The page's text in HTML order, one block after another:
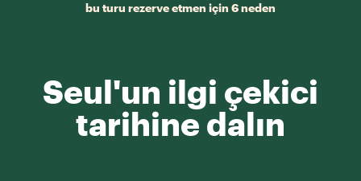
bu turu rezerve etmen için 6 neden
Seul'un ilgi çekici
tarihine dalın